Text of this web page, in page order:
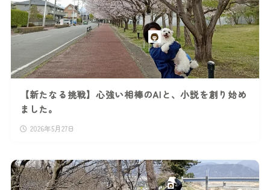
【新たなる挑戦】心強い相棒のAIと、小説を創り始め
ました。
2026年5月27日